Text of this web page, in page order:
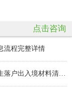
点击咨询
流程完整详情